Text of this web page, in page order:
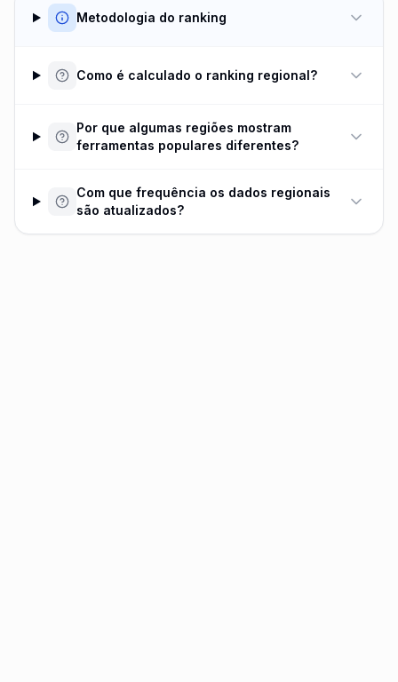
Metodologia do ranking
Como é calculado o ranking regional?
Por que algumas regiões mostram
ferramentas populares diferentes?
Com que frequência os dados regionais
são atualizados?